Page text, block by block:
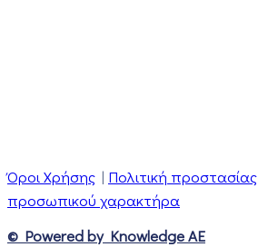
Όροι Χρήσης | Πολιτική
προσωπικού χαρακτήρα
© Powered by Knowledge AE